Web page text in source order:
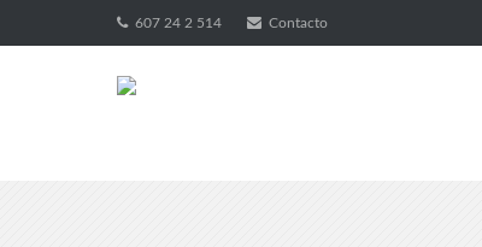
607 24 2 514 Contacto